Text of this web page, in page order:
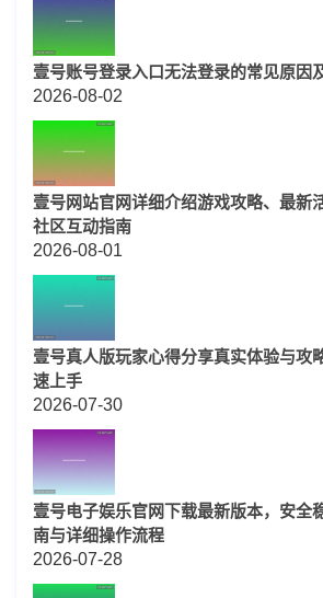
壹号账号登录入口无法登录的常见原因
2026-08-02
壹号网站官网详细介绍游戏攻略、最新
社区互动指南
2026-08-01
壹号真人版玩家心得分享真实体验与攻
速上手
2026-07-30
壹号电子娱乐官网下载最新版本，安全
南与详细操作流程
2026-07-28